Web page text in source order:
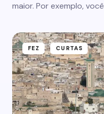
maior. Por exemplo,
FEZ CURTAS